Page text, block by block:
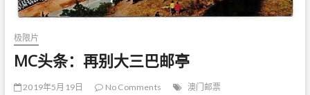
极限片
MC头条：再别大三巴邮亭
2019年5月19日 No Comments 澳门邮票